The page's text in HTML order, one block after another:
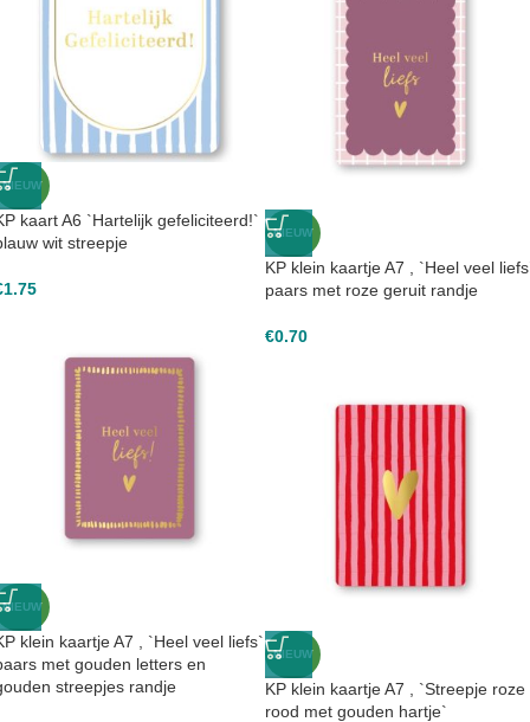
NIEUW
kaart A6 `Hartelijk gefeliciteerd!`
wit streepje
1.75
NIEUW
KP klein kaartje A7 , `Heel veel
paars met roze geruit randje
€0.70
NIEUW
klein kaartje A7 , `Heel veel liefs`
met gouden letters en
streepjes randje
NIEUW
KP klein kaartje A7 , `Streepje roze
rood met gouden hartje`